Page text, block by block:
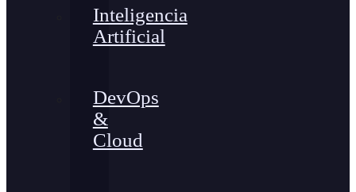
Inteligencia
Artificial
DevOps
&
Cloud